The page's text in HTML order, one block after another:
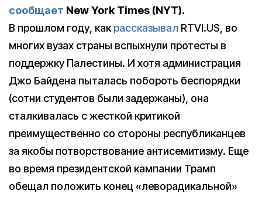
сообщает New York Times (NYT).
В прошлом году, какрассказывал RTVI.US, во
многих вузах страны вспыхнули протесты в
поддержку Палестины. И хотя администрация
Джо Байдена пыталась побороть беспорядки
(сотни студентов были задержаны), она
сталкивалась с жесткой критикой
преимущественно со стороны республиканцев
за якобы потворствование антисемитизму. Еще
во время президентской кампании Трамп
обещал положить конец «леворадикальной»